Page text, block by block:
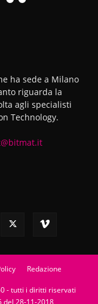
ha sede a Milano
riguarda la
agli specialisti
Technology.
Redazione
- tutti i diritti riservati
del 28-11-2018